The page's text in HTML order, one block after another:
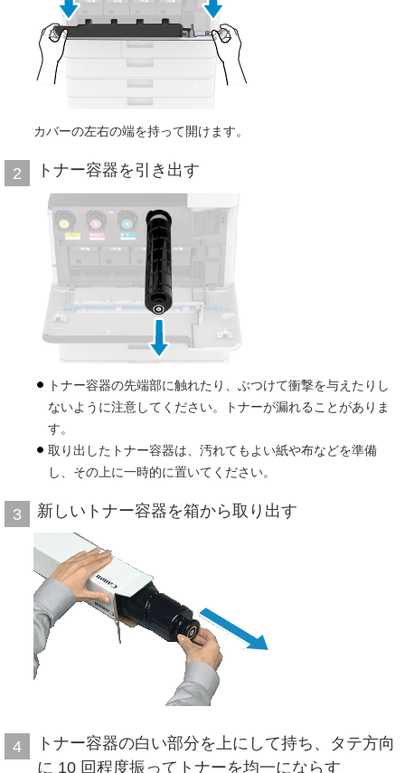
カバーの左右の端を持って開けます。
2 トナー容器を引き出す
トナー容器の先端部に触れたり、ぶつけて衝撃を与えたりし
ないように注意してください。トナーが漏れることがありま
す。
取り出したトナー容器は、汚れてもよい紙や布などを準備
し、その上に一時的に置いてください。
3 新しいトナー容器を箱から取り出す
4
トナー容器の白い部分を上にして持ち、タテ方向
に 10 回程度振ってトナーを均一にならす